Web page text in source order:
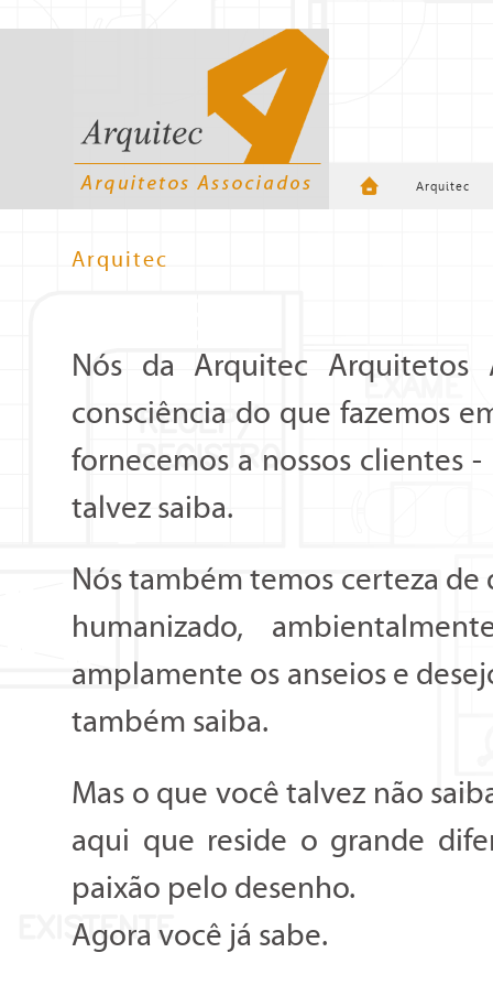
Arquitec
Arquitec
Nós da Arquitec Arquitetos
consciência do que fazemos
fornecemos a nossos clientes
talvez saiba.
Nós também temos certeza
humanizado,
amplamente os anseios e
também saiba.
Mas o que você talvez não
aqui que reside o grande
paixão pelo desenho.
Agora você já sabe.